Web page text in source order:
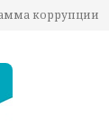
коррупции